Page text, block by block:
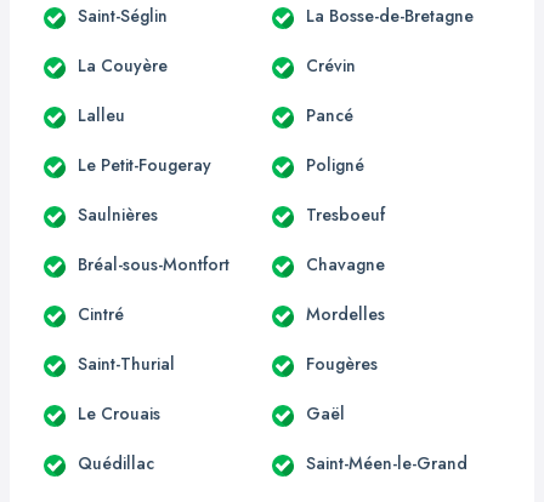
Saint-Séglin La Bosse-de-Bretagne
La Couyère Crévin
Lalleu Pancé
Le Petit-Fougeray Poligné
Saulnières Tresboeuf
Bréal-sous-Montfort Chavagne
Cintré Mordelles
Saint-Thurial Fougères
Le Crouais Gaël
Quédillac Saint-Méen-le-Grand